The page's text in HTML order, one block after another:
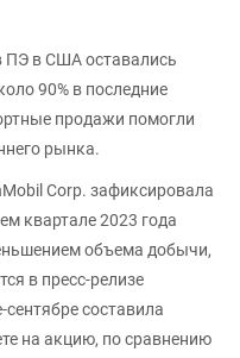
ПЭ в США оставались
90% в последние
продажи помогли
рынка.
Corp. зафиксировала
квартале 2023 года
объема добычи,
в пресс-релизе
составила
на акцию, по сравнению